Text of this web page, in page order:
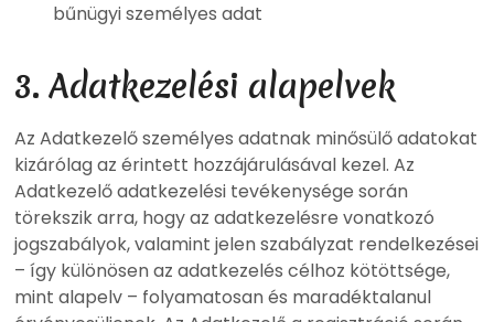
bűnügyi személyes adat
3. Adatkezelési alapelvek
Az Adatkezelő személyes adatnak minősülő adatokat
kizárólag az érintett hozzájárulásával kezel. Az
Adatkezelő adatkezelési tevékenysége során
törekszik arra, hogy az adatkezelésre vonatkozó
jogszabályok, valamint jelen szabályzat rendelkezései
– így különösen az adatkezelés célhoz kötöttsége,
mint alapelv – folyamatosan és maradéktalanul